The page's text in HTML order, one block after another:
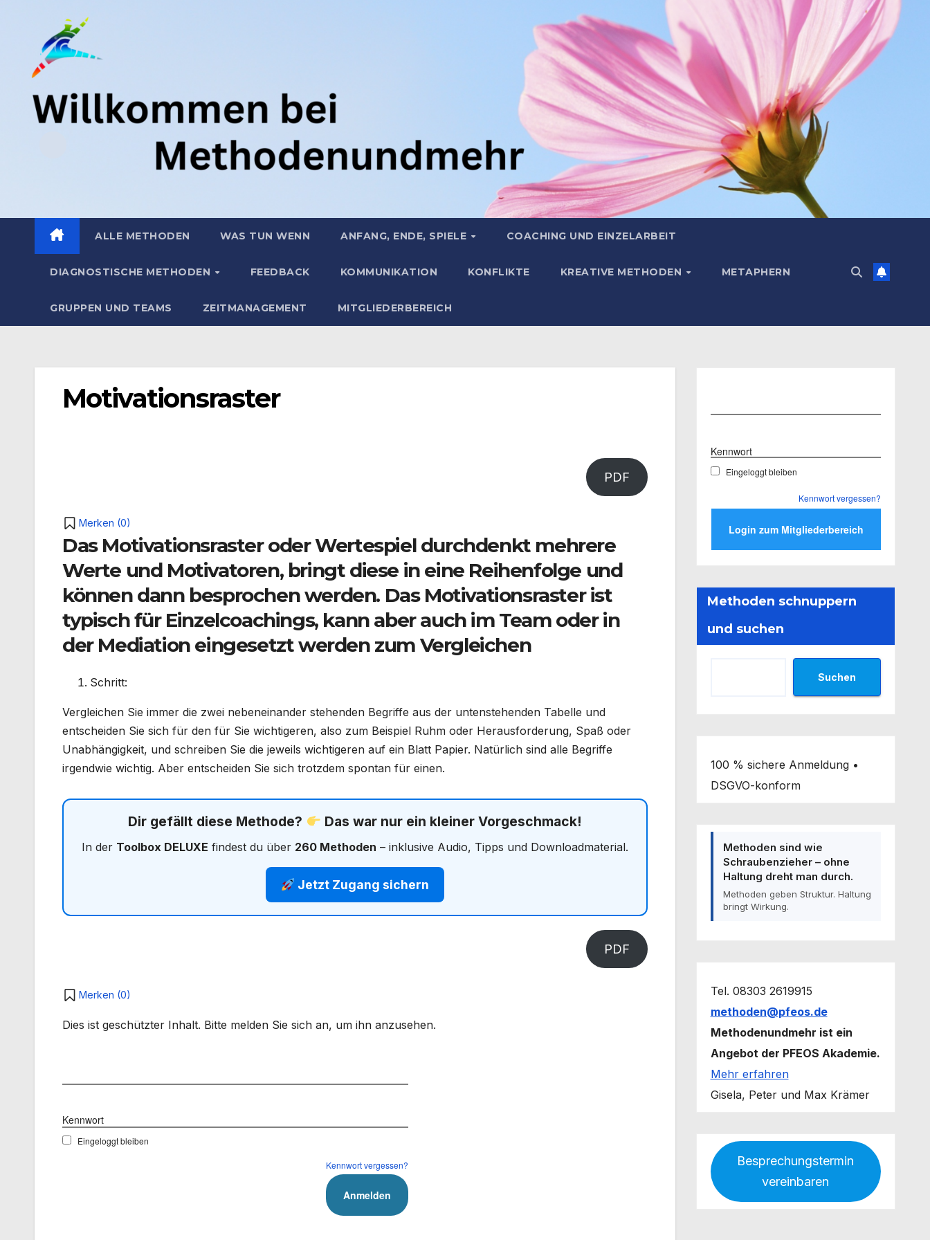
springen.
ALLE METHODEN WAS TUN WENN ANFANG, ENDE, SPIELE COACHING UND EINZELARBEIT
DIAGNOSTISCHE METHODEN FEEDBACK KOMMUNIKATION KONFLIKTE KREATIVE METHODEN METAPHERN
GRUPPEN UND TEAMS ZEITMANAGEMENT MITGLIEDERBEREICH
Motivationsraster
PDF
Merken (0)
Das Motivationsraster oder Wertespiel durchdenkt mehrere
Werte und Motivatoren, bringt diese in eine Reihenfolge und
können dann besprochen werden. Das Motivationsraster ist
typisch für Einzelcoachings, kann aber auch im Team oder in
der Mediation eingesetzt werden zum Vergleichen
Schritt:
Vergleichen Sie immer die zwei nebeneinander stehenden Begriffe aus der untenstehenden Tabelle und
entscheiden Sie sich für den für Sie wichtigeren, also zum Beispiel Ruhm oder Herausforderung, Spaß oder
Unabhängigkeit, und schreiben Sie die jeweils wichtigeren auf ein Blatt Papier. Natürlich sind alle Begriffe
irgendwie wichtig. Aber entscheiden Sie sich trotzdem spontan für einen.
Dir gefällt diese Methode? Das war nur ein kleiner Vorgeschmack!
In der Toolbox DELUXE findest du über 260 Methoden – inklusive Audio, Tipps und Downloadmaterial.
Jetzt Zugang sichern
PDF
Merken (0)
Dies ist geschützter Inhalt. Bitte melden Sie sich an, um ihn anzusehen.
Kennwort
Eingeloggt bleiben
Kennwort vergessen?
Kennwort
Eingeloggt bleiben
Kennwort vergessen?
Methoden schnuppern
und suchen
Suchen
100 % sichere Anmeldung •
DSGVO-konform
Methoden sind wie
Schraubenzieher – ohne
Haltung dreht man durch.
Methoden geben Struktur. Haltung
bringt Wirkung.
Tel. 08303 2619915
methoden@pfeos.de
Methodenundmehr ist ein
Angebot der PFEOS Akademie.
Mehr erfahren
Gisela, Peter und Max Krämer
Besprechungstermin
vereinbaren